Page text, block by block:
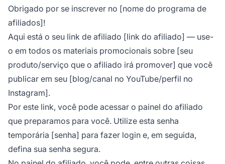
Obrigado por se inscrever no [nome do programa de
afiliados]!
Aqui está o seu link de afiliado [link do afiliado] — use-
o em todos os materiais promocionais sobre [seu
produto/serviço que o afiliado irá promover] que você
publicar em seu [blog/canal no YouTube/perfil no
Instagram].
Por este link, você pode acessar o painel do afiliado
que preparamos para você. Utilize esta senha
temporária [senha] para fazer login e, em seguida,
defina sua senha segura.